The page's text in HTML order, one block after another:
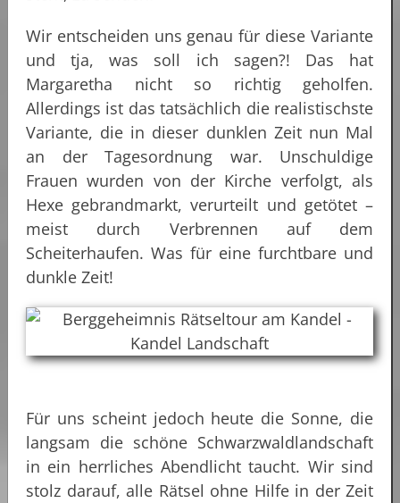
Wir entscheiden uns genau für diese Variante
und tja, was soll ich sagen?! Das hat
Margaretha nicht so richtig geholfen.
Allerdings ist das tatsächlich die realistischste
Variante, die in dieser dunklen Zeit nun Mal
an der Tagesordnung war. Unschuldige
Frauen wurden von der Kirche verfolgt, als
Hexe gebrandmarkt, verurteilt und getötet –
meist durch Verbrennen auf dem
Scheiterhaufen. Was für eine furchtbare und
dunkle Zeit!
Für uns scheint jedoch heute die Sonne, die
langsam die schöne Schwarzwaldlandschaft
in ein herrliches Abendlicht taucht. Wir sind
stolz darauf, alle Rätsel ohne Hilfe in der Zeit